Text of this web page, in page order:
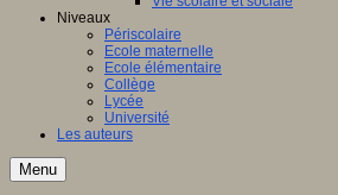
Niveaux
Périscolaire
Ecole maternelle
Ecole élémentaire
Collège
Lycée
Université
Les auteurs
Menu